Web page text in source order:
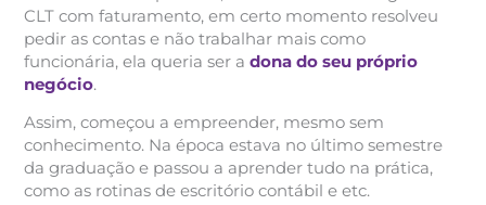
CLT com faturamento, em certo momento resolveu
pedir as contas e não trabalhar mais como
funcionária, ela queria ser a dona do seu próprio
negócio.
Assim, começou a empreender, mesmo sem
conhecimento. Na época estava no último semestre
da graduação e passou a aprender tudo na prática,
como as rotinas de escritório contábil e etc.